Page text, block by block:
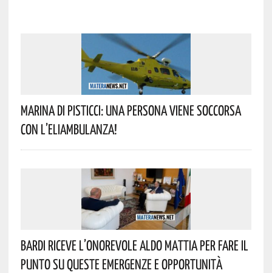
Marina Di Pisticci: Una Persona Viene Soccorsa
Con L’eliambulanza!
Bardi Riceve L’onorevole Aldo Mattia Per Fare Il
Punto Su Queste Emergenze E Opportunità